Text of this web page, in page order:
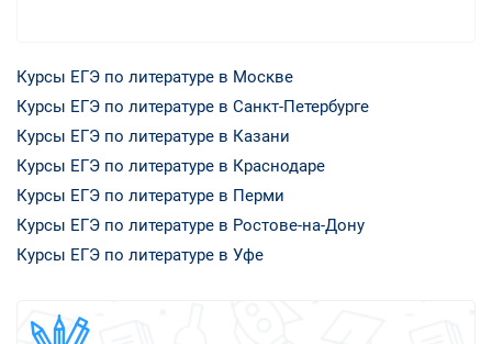
Курсы ЕГЭ по литературе в Москве
Курсы ЕГЭ по литературе в Санкт-Петербурге
Курсы ЕГЭ по литературе в Казани
Курсы ЕГЭ по литературе в Краснодаре
Курсы ЕГЭ по литературе в Перми
Курсы ЕГЭ по литературе в Ростове-на-Дону
Курсы ЕГЭ по литературе в Уфе